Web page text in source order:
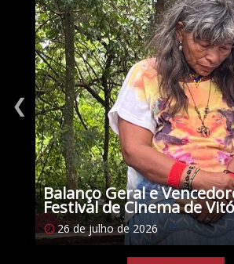
Balanço Geral e
Festival de Cinema de
26 de julho de 2026
❮